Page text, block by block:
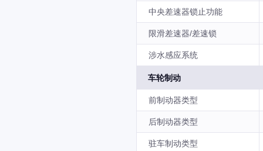
中央差速器锁止功能
限滑差速器/差速锁
涉水感应系统
车轮制动
前制动器类型
后制动器类型
驻车制动类型